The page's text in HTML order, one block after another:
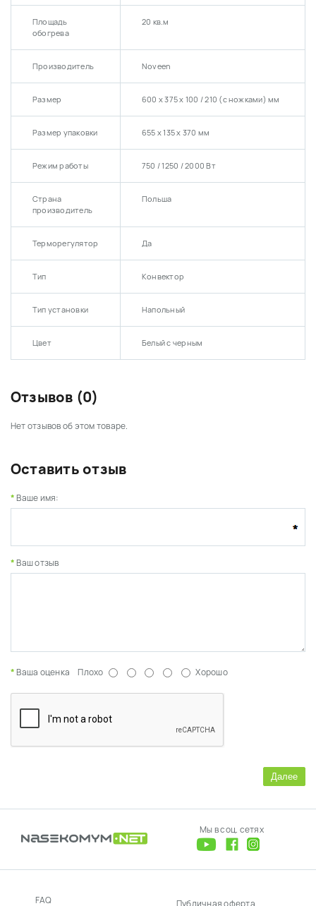
Площадь
обогрева
20 кв.м
Производитель Noveen
Размер 600 х 375 х 100 / 210 (с ножками) мм
Размер упаковки 655 х 135 х 370 мм
Режим работы 750 / 1250 / 2000 Вт
Страна
производитель
Польша
Терморегулятор Да
Тип Конвектор
Тип установки Напольный
Цвет Белый с черным
Отзывов (0)
Нет отзывов об этом товаре.
Оставить отзыв
Ваше имя:
Ваш отзыв
Ваша оценка Плохо Хорошо
Далее
Мы в соц. сетях
FAQ